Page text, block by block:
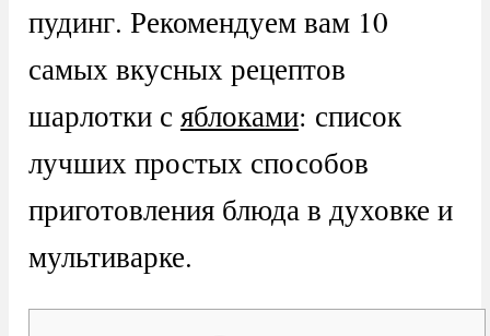
пудинг. Рекомендуем вам 10
самых вкусных рецептов
шарлотки сяблоками: список
лучших простых способов
приготовления блюда в духовке и
мультиварке.